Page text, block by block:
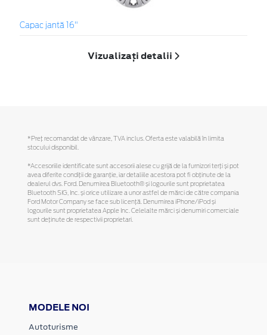
Capac jantă 16"
Vizualizați detalii
*Preţ recomandat de vânzare, TVA inclus. Oferta este valabilă în limita
stocului disponibil.
*Accesoriile identificate sunt accesorii alese cu grijă de la furnizori terți și pot
avea diferite condiții de garanție, iar detaliile acestora pot fi obținute de la
dealerul dvs. Ford. Denumirea Bluetooth® și logourile sunt proprietatea
Bluetooth SIG, Inc. și orice utilizare a unor astfel de mărci de către compania
Ford Motor Company se face sub licență. Denumirea iPhone/iPod și
logourile sunt proprietatea Apple Inc. Celelalte mărci și denumiri comerciale
sunt deținute de respectivii proprietari.
MODELE NOI
Autoturisme